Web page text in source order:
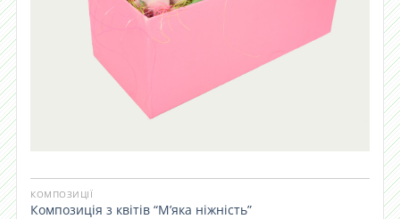
КОМПОЗИЦІЇ
Композиція з квітів “М’яка ніжність”